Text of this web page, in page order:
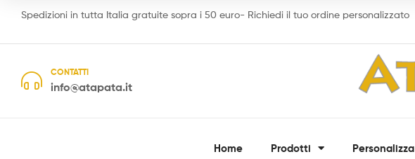
Spedizioni in tutta Italia gratuite sopra i 50 euro- Richiedi il tuo ordine personalizzato
CONTATTI
info@atapata.it
Bandane,
Home Prodotti Personalizza